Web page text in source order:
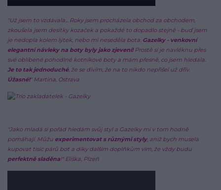
"Už jsem to vzdávala... Roky jsem procházela obchod za obchodem,
zkoušela jsem desítky kozaček a pokaždé to dopadlo stejně - buď jsem
je nedopla kolem lýtek, nebo mi neseděla bota. Gazelky - venkovní
elegantní návleky na boty byly jako zjevení!Prostě si je navléknu přes
své oblíbené pohodlné kotníkové boty a mám přesně, co jsem hledala.
Je to tak jednoduché, že se divím, že na to nikdo nepřišel už dřív.
Úžasné!" Martina, Ostrava
"Jako mladá si pořád hledám svůj styl a Gazelky mi v tom hodně
pomáhají. Můžu experimentovat s různými styly, aniž bych musela
kupovat tisíc párů bot a díky dalším doplňkům vím, že vždy budu
perfektně sladěna!" Eliška, Plzeň